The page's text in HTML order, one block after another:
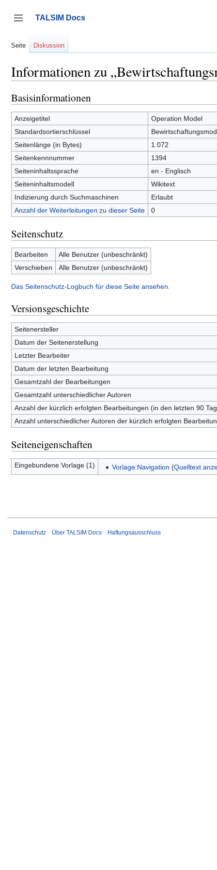
springen
Seitenleiste umschalten
TALSIM Docs
Seite Diskussion
Informationen zu
Basisinformationen
Anzeigetitel
Operation Model
Standardsortierschlüssel
Seitenlänge (in Bytes)
1.072
Seitenkennnummer
1394
Seiteninhaltssprache
en - Englisch
Seiteninhaltsmodell
Wikitext
Indizierung durch Suchmaschinen
Erlaubt
Anzahl der Weiterleitungen zu dieser Seite
0
Seitenschutz
Bearbeiten
Alle Benutzer (unbeschränkt)
Verschieben
Alle Benutzer (unbeschränkt)
Das Seitenschutz-Logbuch für diese Seite ansehen.
Versionsgeschichte
Seitenersteller
Datum der Seitenerstellung
Letzter Bearbeiter
Datum der letzten Bearbeitung
Gesamtzahl der Bearbeitungen
Gesamtzahl unterschiedlicher Autoren
Anzahl der kürzlich erfolgten Bearbeitungen (in den letzten 90
Anzahl unterschiedlicher Autoren der kürzlich erfolgten
Seiteneigenschaften
Eingebundene Vorlage (1) Vorlage:Navigation (Quelltext
Datenschutz Über TALSIM Docs Haftungsausschluss